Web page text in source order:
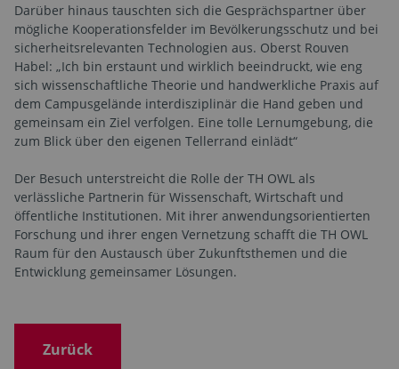
Darüber hinaus tauschten sich die Gesprächspartner über
mögliche Kooperationsfelder im Bevölkerungsschutz und bei
sicherheitsrelevanten Technologien aus. Oberst Rouven
Habel: „Ich bin erstaunt und wirklich beeindruckt, wie eng
sich wissenschaftliche Theorie und handwerkliche Praxis auf
dem Campusgelände interdisziplinär die Hand geben und
gemeinsam ein Ziel verfolgen. Eine tolle Lernumgebung, die
zum Blick über den eigenen Tellerrand einlädt“
Der Besuch unterstreicht die Rolle der TH OWL als
verlässliche Partnerin für Wissenschaft, Wirtschaft und
öffentliche Institutionen. Mit ihrer anwendungsorientierten
Forschung und ihrer engen Vernetzung schafft die TH OWL
Raum für den Austausch über Zukunftsthemen und die
Entwicklung gemeinsamer Lösungen.
Zurück